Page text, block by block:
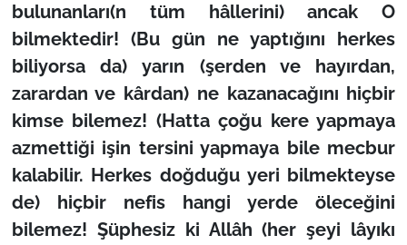
bulunanları(n tüm hâllerini) ancak O
bilmektedir! (Bu gün ne yaptığını herkes
biliyorsa da) yarın (şerden ve hayırdan,
zarardan ve kârdan) ne kazanacağını hiçbir
kimse bilemez! (Hatta çoğu kere yapmaya
azmettiği işin tersini yapmaya bile mecbur
kalabilir. Herkes doğduğu yeri bilmekteyse
de) hiçbir nefis hangi yerde öleceğini
bilemez! Şüphesiz ki Allâh (her şeyi lâyıkı